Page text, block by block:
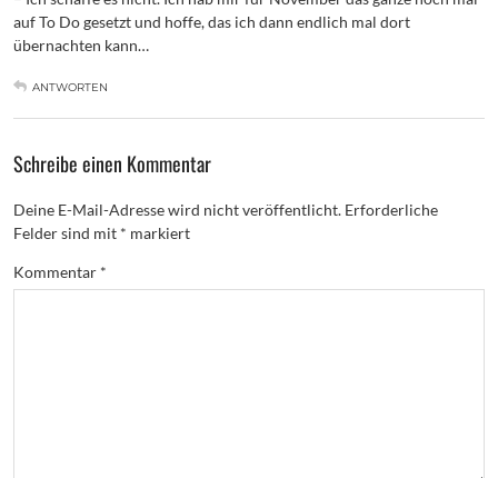
auf To Do gesetzt und hoffe, das ich dann endlich mal dort
übernachten kann…
ANTWORTEN
Schreibe einen Kommentar
Deine E-Mail-Adresse wird nicht veröffentlicht. Erforderliche
Felder sind mit * markiert
Kommentar *